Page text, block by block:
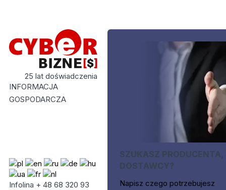
25 lat doświadczenia
INFORMACJA
GOSPODARCZA
Infolina + 48 68 320 93
SZUKASZ PRODUCENTA,
DOSTAWCY?
Napisz czego potrzebujesz